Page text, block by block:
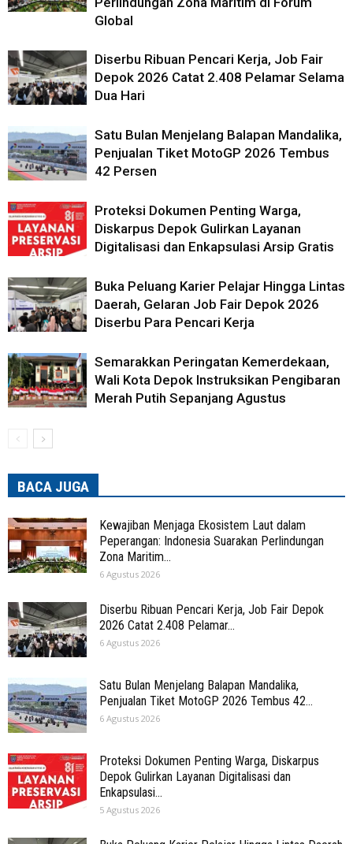
Global
Diserbu Ribuan Pencari Kerja, Job Fair
Depok 2026 Catat 2.408 Pelamar Selama
Dua Hari
Satu Bulan Menjelang Balapan Mandalika,
Penjualan Tiket MotoGP 2026 Tembus
42 Persen
Proteksi Dokumen Penting Warga,
Diskarpus Depok Gulirkan Layanan
Digitalisasi dan Enkapsulasi Arsip Gratis
Buka Peluang Karier Pelajar Hingga Lintas
Daerah, Gelaran Job Fair Depok 2026
Diserbu Para Pencari Kerja
Semarakkan Peringatan Kemerdekaan,
Wali Kota Depok Instruksikan Pengibaran
Merah Putih Sepanjang Agustus
BACA JUGA
Kewajiban Menjaga Ekosistem Laut dalam
Peperangan: Indonesia Suarakan Perlindungan
Zona Maritim...
6 Agustus 2026
Diserbu Ribuan Pencari Kerja, Job Fair Depok
2026 Catat 2.408 Pelamar...
6 Agustus 2026
Satu Bulan Menjelang Balapan Mandalika,
Penjualan Tiket MotoGP 2026 Tembus 42...
6 Agustus 2026
Proteksi Dokumen Penting Warga, Diskarpus
Depok Gulirkan Layanan Digitalisasi dan
Enkapsulasi...
5 Agustus 2026